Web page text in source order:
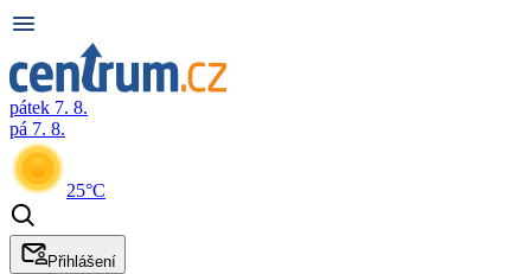
pátek 7. 8.
pá 7. 8.
25°C
Přihlášení